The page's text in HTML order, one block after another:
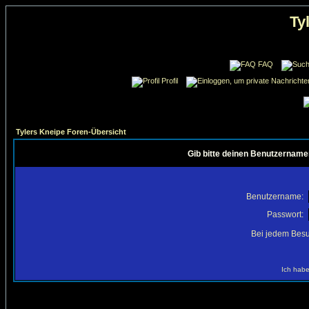
FAQ
Profil
Tylers Kneipe Foren-Übersicht
Gib bitte deinen
Benutzername:
Passwort:
Bei jedem
Ich